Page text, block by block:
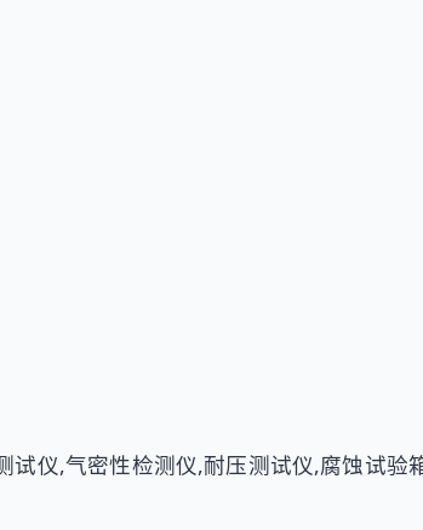
仪,气密性检测仪,耐压测试仪,腐蚀试验